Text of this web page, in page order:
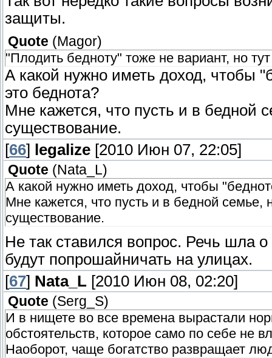
защиты.
Quote (Magor)
"Плодить бедноту" тоже не вариант, но
А какой нужно иметь доход, чтобы
это беднота?
Мне кажется, что пусть и в бедной
существование.
[66] legalize [2010 Июн 07, 22:05]
Quote (Nata_L)
А какой нужно иметь доход, чтобы
Мне кажется, что пусть и в бедной
существование.
Не так ставился вопрос. Речь шла
будут попрошайничать на улицах.
[67] Nata_L [2010 Июн 08, 02:20]
Quote (Serg_S)
И в нищете во все времена вырастали
обстоятельств, которое само по себе не
Наоборот, чаще богатство развращает